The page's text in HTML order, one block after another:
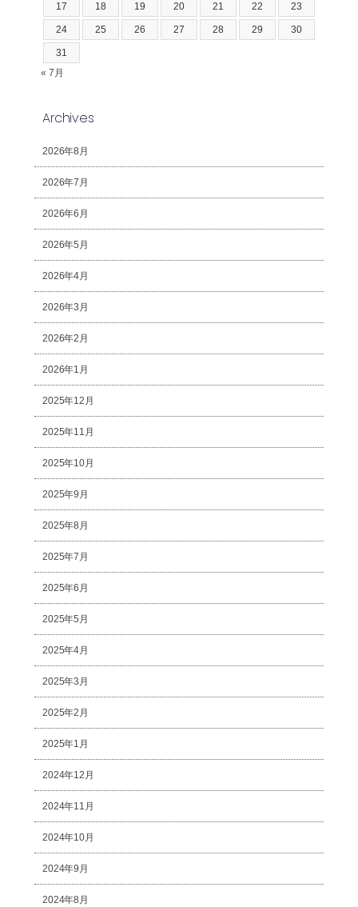
17 18 19 20 21 22 23
24 25 26 27 28 29 30
31
« 7月
Archives
2026年8月
2026年7月
2026年6月
2026年5月
2026年4月
2026年3月
2026年2月
2026年1月
2025年12月
2025年11月
2025年10月
2025年9月
2025年8月
2025年7月
2025年6月
2025年5月
2025年4月
2025年3月
2025年2月
2025年1月
2024年12月
2024年11月
2024年10月
2024年9月
2024年8月